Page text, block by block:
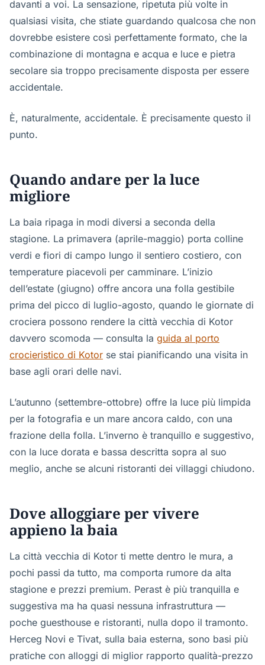
davanti a voi. La sensazione, ripetuta più volte in
qualsiasi visita, che stiate guardando qualcosa che non
dovrebbe esistere così perfettamente formato, che la
combinazione di montagna e acqua e luce e pietra
secolare sia troppo precisamente disposta per essere
accidentale.
È, naturalmente, accidentale. È precisamente questo il
punto.
Quando andare per la luce
migliore
La baia ripaga in modi diversi a seconda della
stagione. La primavera (aprile-maggio) porta colline
verdi e fiori di campo lungo il sentiero costiero, con
temperature piacevoli per camminare. L’inizio
dell’estate (giugno) offre ancora una folla gestibile
prima del picco di luglio-agosto, quando le giornate di
crociera possono rendere la città vecchia di Kotor
davvero scomoda — consulta la guida al porto
crocieristico di Kotor se stai pianificando una visita in
base agli orari delle navi.
L’autunno (settembre-ottobre) offre la luce più limpida
per la fotografia e un mare ancora caldo, con una
frazione della folla. L’inverno è tranquillo e suggestivo,
con la luce dorata e bassa descritta sopra al suo
meglio, anche se alcuni ristoranti dei villaggi chiudono.
Dove alloggiare per vivere
appieno la baia
La città vecchia di Kotor ti mette dentro le mura, a
pochi passi da tutto, ma comporta rumore da alta
stagione e prezzi premium. Perast è più tranquilla e
suggestiva ma ha quasi nessuna infrastruttura —
poche guesthouse e ristoranti, nulla dopo il tramonto.
Herceg Novi e Tivat, sulla baia esterna, sono basi più
pratiche con alloggi di miglior rapporto qualità-prezzo